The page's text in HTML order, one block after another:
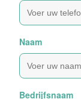
Naam
Bedrijfsnaam